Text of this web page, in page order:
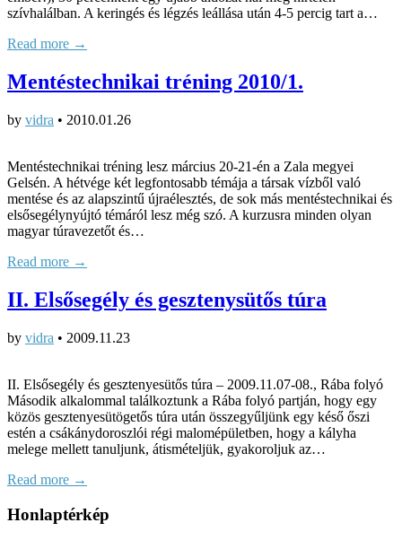
szívhalálban. A keringés és légzés leállása után 4-5 percig tart a…
Read more →
Mentéstechnikai tréning 2010/1.
by vidra • 2010.01.26
Mentéstechnikai tréning lesz március 20-21-én a Zala megyei
Gelsén. A hétvége két legfontosabb témája a társak vízből való
mentése és az alapszintű újraélesztés, de sok más mentéstechnikai és
elsősegélynyújtó témáról lesz még szó. A kurzusra minden olyan
magyar túravezetőt és…
Read more →
II. Elsősegély és gesztenysütős túra
by vidra • 2009.11.23
II. Elsősegély és gesztenyesütős túra – 2009.11.07-08., Rába folyó
Második alkalommal találkoztunk a Rába folyó partján, hogy egy
közös gesztenyesütögetős túra után összegyűljünk egy késő őszi
estén a csákánydoroszlói régi malomépületben, hogy a kályha
melege mellett tanuljunk, átismételjük, gyakoroljuk az…
Read more →
Honlaptérkép